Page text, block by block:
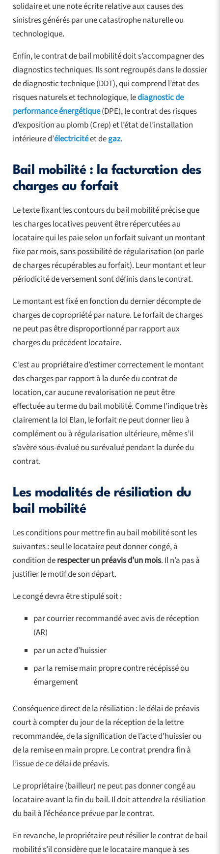
solidaire et une note écrite relative aux causes des
sinistres générés par une catastrophe naturelle ou
technologique.
Enfin, le contrat de bail mobilité doit s’accompagner des
diagnostics techniques. Ils sont regroupés dans le dossier
de diagnostic technique (DDT), qui comprend l’état des
risques naturels et technologique, lediagnostic de
performance énergétique(DPE), le contrat des risques
d’exposition au plomb (Crep) et l’état de l’installation
intérieure d’électricitéet degaz.
Bail mobilité : la facturation des
charges au forfait
Le texte fixant les contours du bail mobilité précise que
les charges locatives peuvent être répercutées au
locataire qui les paie selon un forfait suivant un montant
fixe par mois, sans possibilité de régularisation (on parle
de charges récupérables au forfait). Leur montant et leur
périodicité de versement sont définis dans le contrat.
Le montant est fixé en fonction du dernier décompte de
charges de copropriété par nature. Le forfait de charges
ne peut pas être disproportionné par rapport aux
charges du précédent locataire.
C’est au propriétaire d’estimer correctement le montant
des charges par rapport à la durée du contrat de
location, car aucune revalorisation ne peut être
effectuée au terme du bail mobilité. Comme l’indique très
clairement la loi Elan, le forfait ne peut donner lieu à
complément ou à régularisation ultérieure, même s’il
s’avère sous-évalué ou surévalué pendant la durée du
contrat.
Les modalités de résiliation du
bail mobilité
Les conditions pour mettre fin au bail mobilité sont les
suivantes : seul le locataire peut donner congé, à
condition derespecter un préavis d’un mois. Il n’a pas à
justifier le motif de son départ.
Le congé devra être stipulé soit :
par courrier recommandé avec avis de réception
(AR)
par un acte d’huissier
par la remise main propre contre récépissé ou
émargement
Conséquence direct de la résiliation : le délai de préavis
court à compter du jour de la réception de la lettre
recommandée, de la signification de l’acte d’huissier ou
de la remise en main propre. Le contrat prendra fin à
l’issue de ce délai de préavis.
Le propriétaire (bailleur) ne peut pas donner congé au
locataire avant la fin du bail. Il doit attendre la résiliation
du bail à l’échéance prévue par le contrat.
En revanche, le propriétaire peut résilier le contrat de bail
mobilité s’il considère que le locataire manque à ses